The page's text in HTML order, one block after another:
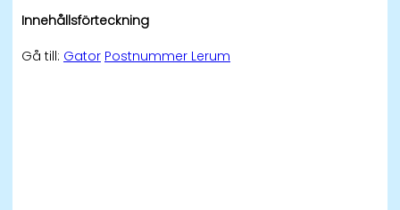
Innehållsförteckning
Gå till: Gator Postnummer Lerum